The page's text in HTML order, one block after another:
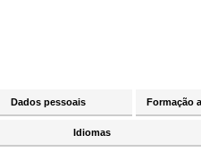
Dados pessoais Formação
Idiomas